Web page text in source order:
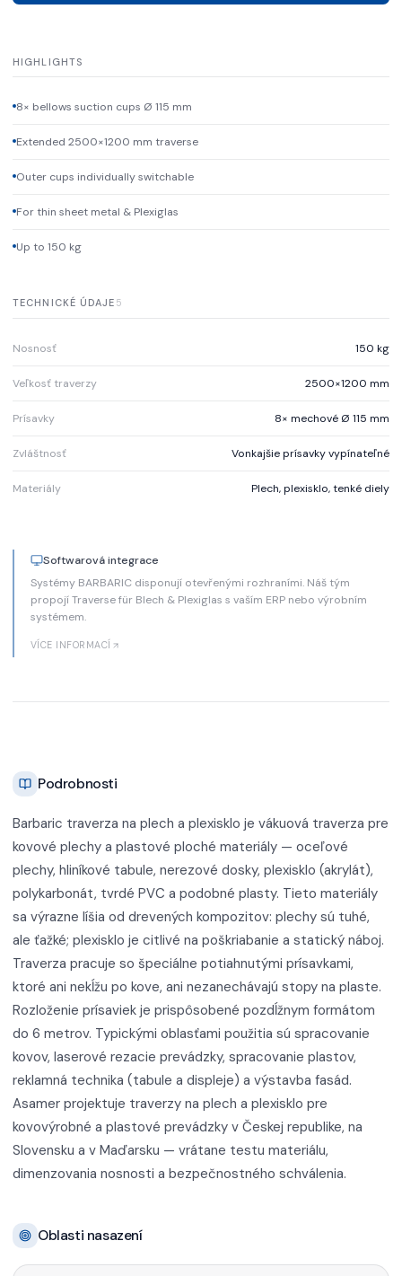
HIGHLIGHTS
8× bellows suction cups Ø 115 mm
Extended 2500×1200 mm traverse
Outer cups individually switchable
For thin sheet metal & Plexiglas
Up to 150 kg
TECHNICKÉ ÚDAJE 5
Nosnosť 150 kg
Veľkosť traverzy 2500×1200 mm
Prísavky 8× mechové Ø 115 mm
Zvláštnosť Vonkajšie prísavky vypínateľné
Materiály Plech, plexisklo, tenké diely
Softwarová integrace
Systémy BARBARIC disponují otevřenými rozhraními. Náš tým
propojí Traverse für Blech & Plexiglas s vaším ERP nebo výrobním
systémem.
VÍCE INFORMACÍ
Podrobnosti
Barbaric traverza na plech a plexisklo je vákuová traverza pre
kovové plechy a plastové ploché materiály — oceľové
plechy, hliníkové tabule, nerezové dosky, plexisklo (akrylát),
polykarbonát, tvrdé PVC a podobné plasty. Tieto materiály
sa výrazne líšia od drevených kompozitov: plechy sú tuhé,
ale ťažké; plexisklo je citlivé na poškriabanie a statický náboj.
Traverza pracuje so špeciálne potiahnutými prísavkami,
ktoré ani nekĺžu po kove, ani nezanechávajú stopy na plaste.
Rozloženie prísaviek je prispôsobené pozdĺžnym formátom
do 6 metrov. Typickými oblasťami použitia sú spracovanie
kovov, laserové rezacie prevádzky, spracovanie plastov,
reklamná technika (tabule a displeje) a výstavba fasád.
Asamer projektuje traverzy na plech a plexisklo pre
kovovýrobné a plastové prevádzky v Českej republike, na
Slovensku a v Maďarsku — vrátane testu materiálu,
dimenzovania nosnosti a bezpečnostného schválenia.
Oblasti nasazení